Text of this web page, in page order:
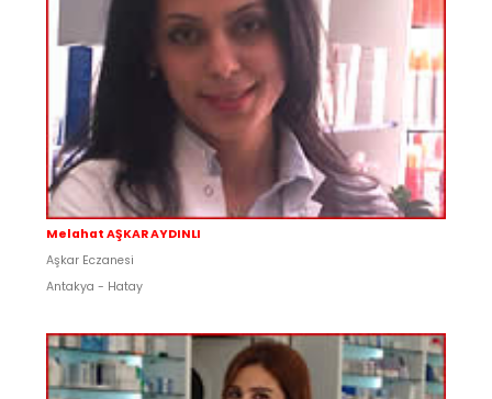
Melahat AŞKAR AYDINLI
Aşkar Eczanesi
Antakya - Hatay